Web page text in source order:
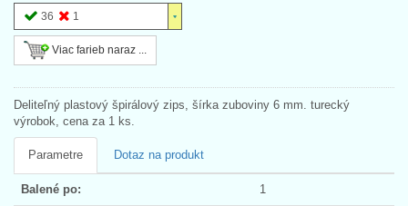
36 1
Viac farieb naraz ...
Deliteľný plastový špirálový zips, šírka zuboviny 6 mm. turecký
výrobok, cena za 1 ks.
Parametre Dotaz na produkt
Balené po: 1